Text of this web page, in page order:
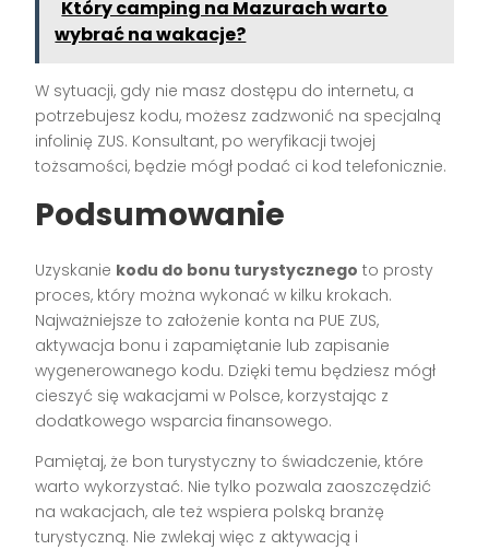
Który camping na Mazurach warto
wybrać na wakacje?
W sytuacji, gdy nie masz dostępu do internetu, a
potrzebujesz kodu, możesz zadzwonić na specjalną
infolinię ZUS. Konsultant, po weryfikacji twojej
tożsamości, będzie mógł podać ci kod telefonicznie.
Podsumowanie
Uzyskanie kodu do bonu turystycznego to prosty
proces, który można wykonać w kilku krokach.
Najważniejsze to założenie konta na PUE ZUS,
aktywacja bonu i zapamiętanie lub zapisanie
wygenerowanego kodu. Dzięki temu będziesz mógł
cieszyć się wakacjami w Polsce, korzystając z
dodatkowego wsparcia finansowego.
Pamiętaj, że bon turystyczny to świadczenie, które
warto wykorzystać. Nie tylko pozwala zaoszczędzić
na wakacjach, ale też wspiera polską branżę
turystyczną. Nie zwlekaj więc z aktywacją i